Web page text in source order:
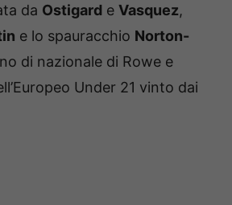
da Ostigard e Vasquez,
e lo spauracchio Norton-
di nazionale di Rowe e
Under 21 vinto dai